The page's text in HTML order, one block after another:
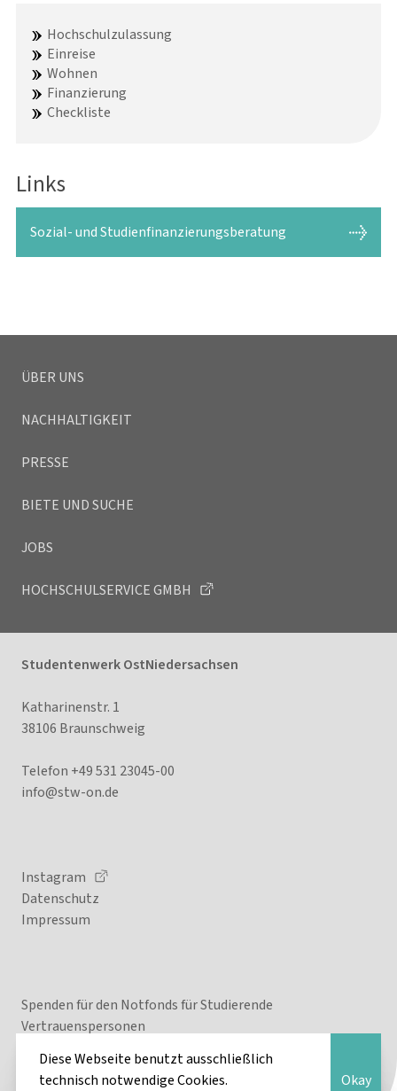
Diese Webseite benutzt ausschließlich
technisch notwendige Cookies.
Okay
Hochschulzulassung
Einreise
Wohnen
Finanzierung
Checkliste
Links
Sozial- und Studienfinanzierungsberatung
ÜBER UNS
NACHHALTIGKEIT
PRESSE
BIETE UND SUCHE
JOBS
HOCHSCHULSERVICE GMBH
Studentenwerk OstNiedersachsen
Katharinenstr. 1
38106 Braunschweig
Telefon +49 531 23045-00
info@stw-on.de
Instagram
Datenschutz
Impressum
Spenden für den Notfonds für Studierende
Vertrauenspersonen
Fragen oder Anregungen? Aber gerne!